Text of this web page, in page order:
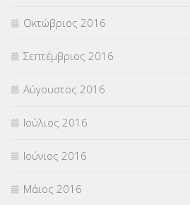
Οκτώβριος 2016
Σεπτέμβριος 2016
Αύγουστος 2016
Ιούλιος 2016
Ιούνιος 2016
Μάιος 2016